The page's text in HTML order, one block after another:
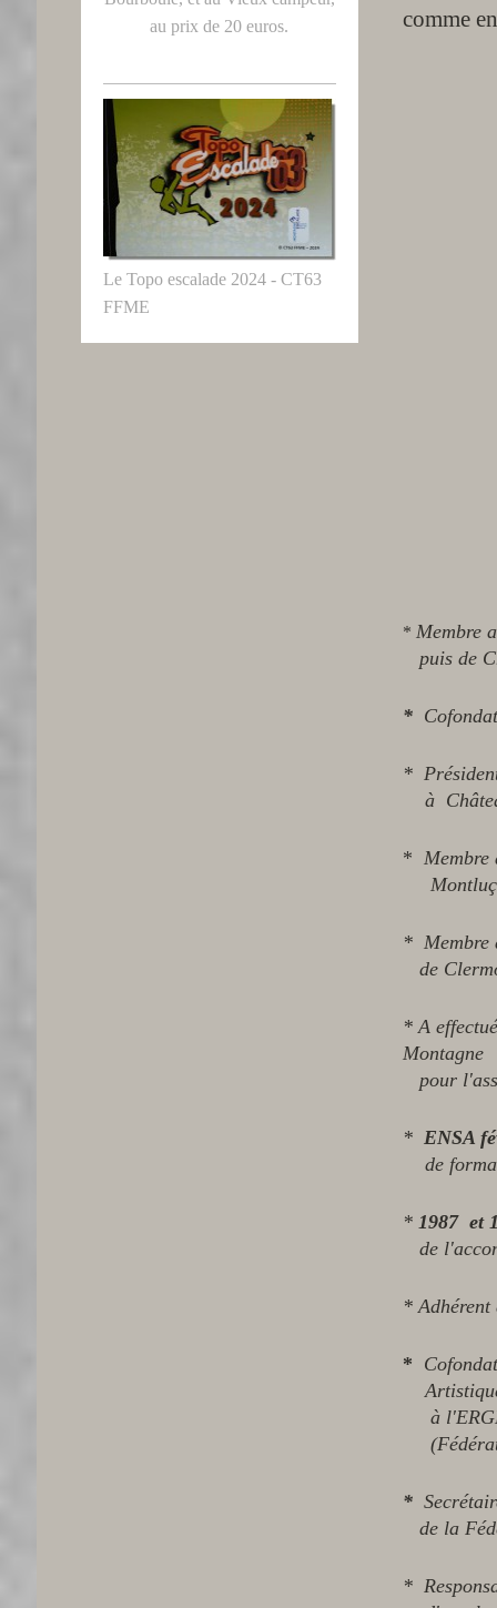
comme
* Membre
puis de
*
*
à
*
* Membre
de
* A
Montagne
pour
*ENSA
de
*1987 et
de
*
*
à
*
de la
*
au prix de 20 euros.
Le Topo escalade 2024 - CT63
FFME